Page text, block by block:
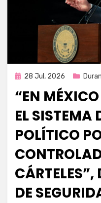
Publicada
28 Jul, 2026
“EN
EL SISTEMA
POLÍTICO
CÁRTELES”,
DE